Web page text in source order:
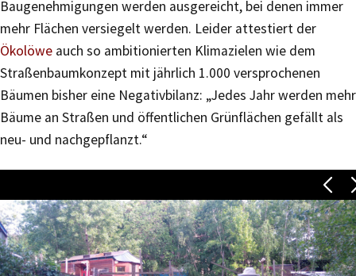
Baugenehmigungen werden ausgereicht, bei denen immer
mehr Flächen versiegelt werden. Leider attestiert der
Ökolöwe auch so ambitionierten Klimazielen wie dem
Straßenbaumkonzept mit jährlich 1.000 versprochenen
Bäumen bisher eine Negativbilanz: „Jedes Jahr werden mehr
Bäume an Straßen und öffentlichen Grünflächen gefällt als
neu- und nachgepflanzt.“